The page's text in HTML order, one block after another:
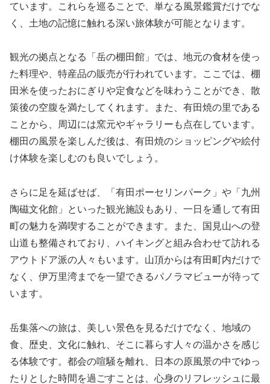
ています。これらを巡ることで、単なる風景鑑賞だけでな
く、土地の記憶に触れる深い旅体験が可能となります。
観光の拠点となる「岳の棚田館」では、地元の食材を使っ
た料理や、特産品の販売が行われています。ここでは、棚
田米を使ったおにぎりや定食などを味わうことができ、散
策後の空腹を満たしてくれます。また、有田焼の里である
ことから、周辺には窯元やギャラリーも点在しています。
棚田の風景を楽しんだ後は、有田焼のショッピングや絵付
け体験を楽しむのも良いでしょう。
さらに足を延ばせば、「有田ポーセリンパーク」や「九州
陶磁文化館」といった観光施設もあり、一日を通して有田
町の魅力を満喫することができます。また、国見山への登
山道も整備されており、ハイキングと組み合わせて訪れる
アウトドア派の人々もいます。山頂からは有田町内だけで
なく、伊万里湾までを一望できるパノラマビューが待って
います。
岳集落への旅は、美しい景色を見るだけでなく、地域の
食、歴史、文化に触れ、そこに暮らす人々の温かさを感じ
る体験です。都会の喧騒を離れ、日本の原風景の中でゆっ
たりとした時間を過ごすことは、心身のリフレッシュに最